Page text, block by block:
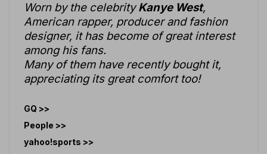
Worn by the celebrityKanye West,
American rapper, producer and fashion
designer, it has become of great interest
among his fans.
Many of them have recently bought it,
appreciating its great comfort too!
GQ >>
People >>
yahoo!sports >>